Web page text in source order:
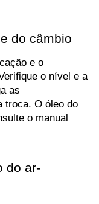
do câmbio
e o
o nível e a
as
troca. O óleo do
o manual
do ar-